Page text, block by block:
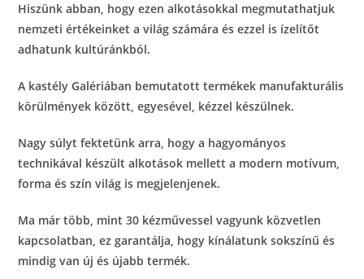
Hiszünk abban, hogy ezen alkotásokkal megmutathatjuk
nemzeti értékeinket a világ számára és ezzel is ízelítőt
adhatunk kultúránkból.
A kastély Galériában bemutatott termékek manufakturális
körülmények között, egyesével, kézzel készülnek.
Nagy súlyt fektetünk arra, hogy a hagyományos
technikával készült alkotások mellett a modern motívum,
forma és szín világ is megjelenjenek.
Ma már több, mint 30 kézművessel vagyunk közvetlen
kapcsolatban, ez garantálja, hogy kínálatunk sokszínű és
mindig van új és újabb termék.